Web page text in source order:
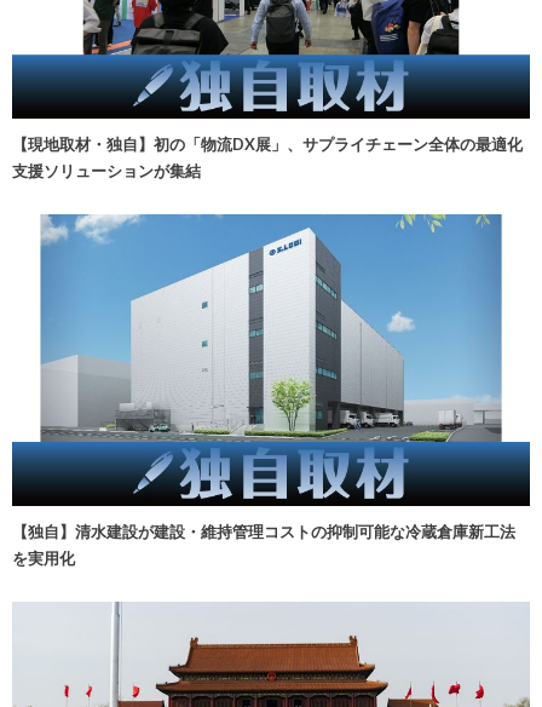
【現地取材・独自】初の「物流DX展」、サプライチェーン全体の最適化
支援ソリューションが集結
【独自】清水建設が建設・維持管理コストの抑制可能な冷蔵倉庫新工法
を実用化